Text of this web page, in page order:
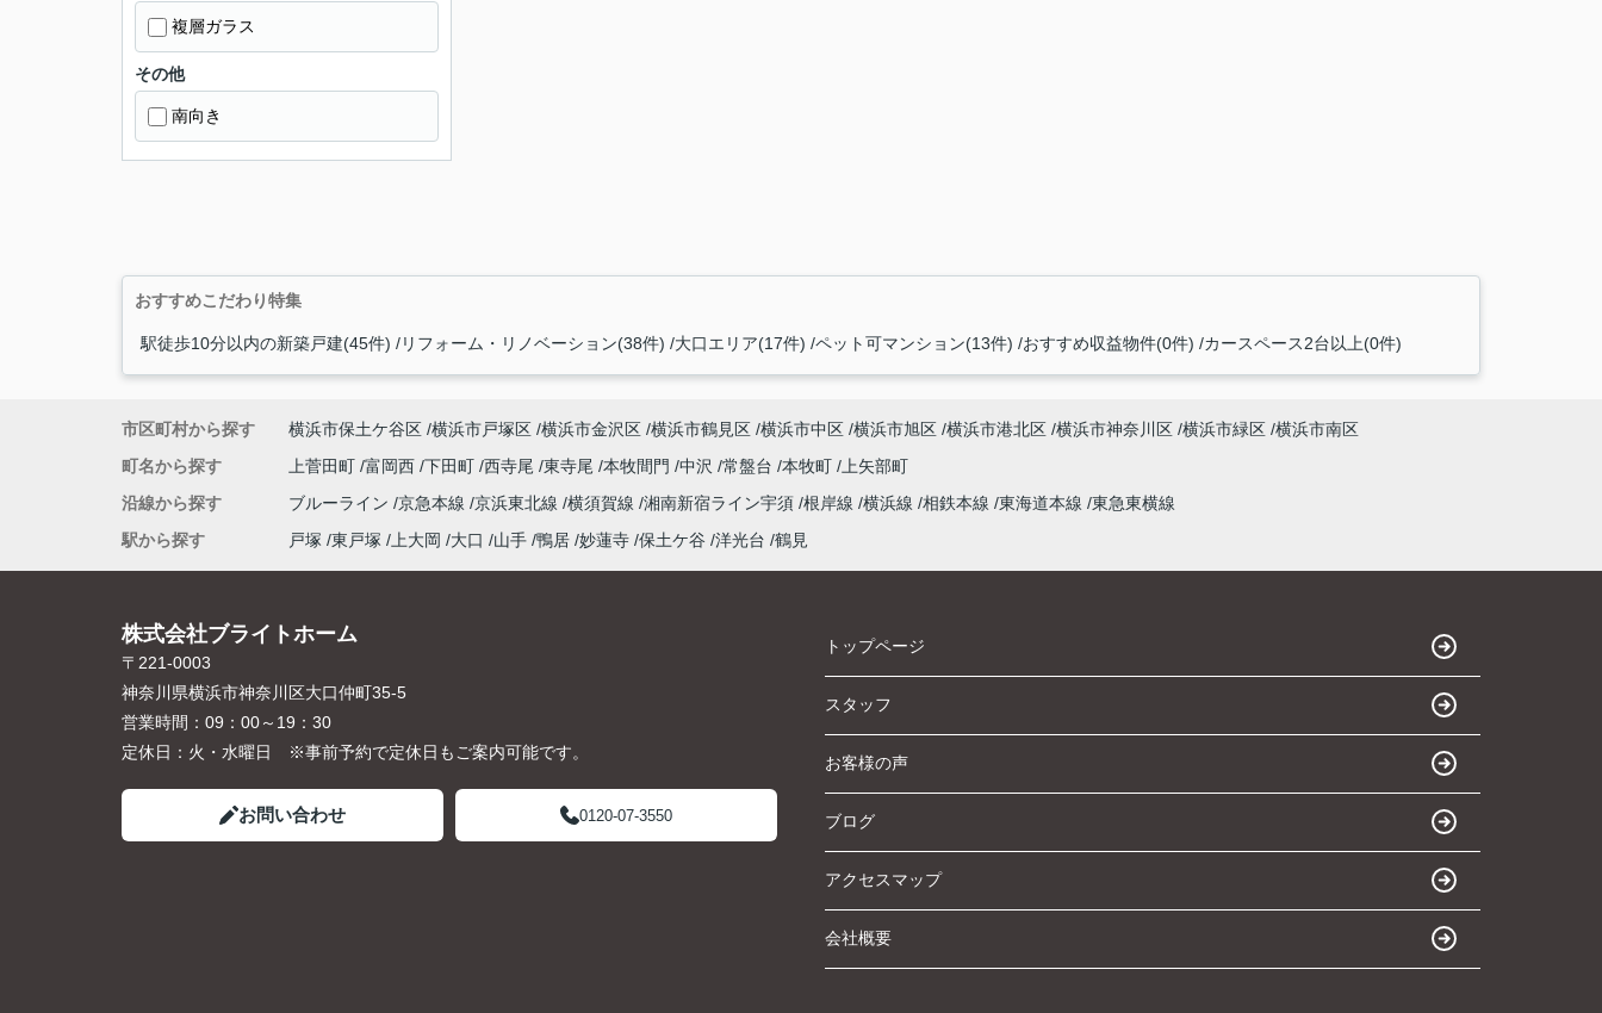
複層ガラス
その他
南向き
おすすめこだわり特集
駅徒歩10分以内の新築戸建(45件) リフォーム・リノベーション(38件) 大口エリア(17件) ペット可マンション(13件) おすすめ収益物件(0件) カースペース2台以上(0件)
市区町村から探す 横浜市保土ケ谷区 横浜市戸塚区 横浜市金沢区 横浜市鶴見区 横浜市中区 横浜市旭区 横浜市港北区 横浜市神奈川区 横浜市緑区 横浜市南区
町名から探す
上菅田町 富岡西 下田町 西寺尾 東寺尾 本牧間門 中沢 常盤台 本牧町
上矢部町
沿線から探す
ブルーライン 京急本線 京浜東北線 横須賀線 湘南新宿ライン宇須 根岸線 横浜線 相鉄本線 東海道本線 東急東横線
駅から探す
戸塚 東戸塚 上大岡 大口 山手 鴨居 妙蓮寺 保土ケ谷 洋光台 鶴見
株式会社ブライトホーム
〒221-0003
神奈川県横浜市神奈川区大口仲町35-5
営業時間： 09：00～19：30
定休日： 火・水曜日 ※事前予約で定休日もご案内可能です。
お問い合わせ 0120-07-3550
トップページ
スタッフ
お客様の声
ブログ
アクセスマップ
会社概要